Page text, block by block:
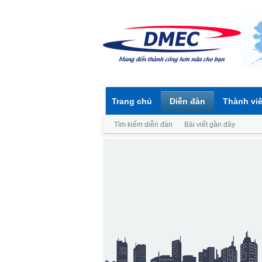
Trang chủ Diễn đàn
Tìm kiếm diễn đàn Bài viết gần đây
Thành